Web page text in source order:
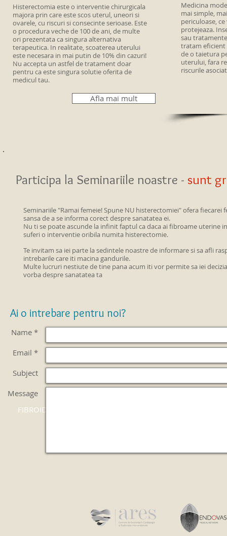
Histerectomia este o interventie chirurgicala
majora prin care este scos uterul, uneori si
ovarele, cu riscuri si consecinte serioase. Este
o procedura veche de 100 de ani, de multe
ori prezentata ca singura alternativa
terapeutica. In realitate, scoaterea uterului
este necesara in mai putin de 10% din cazuri!
Nu accepta un astfel de tratament doar
pentru ca este singura solutie oferita de
medicul tau.
Afla mai mult
Medicina
mai simple,
periculoase,
protejeaza.
sau
tratam eficient
de o taietura
uterului, fara
riscurile
Participa la Seminariile noastre - sunt
Seminariile "Ramai femeie! Spune NU histerectomiei" ofera fiecarei
sansa de a se informa corect despre sanatatea ei.
Nu ti se poate ascunde la infinit faptul ca daca ai fibroame uterine
suferi o interventie oribila numita histerectomie.
Te invitam sa iei parte la sedintele noastre de informare si sa afli
intrebarile care iti macina gandurile.
Multe lucruri nestiute de tine pana acum iti vor permite sa iei
vorba despre sanatatea ta
Ai o intrebare pentru noi?
FIBROID
Name *
Email *
Subject
Message